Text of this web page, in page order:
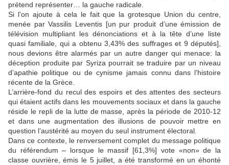
prétend représenter… la gauche radicale.
Si l’on ajoute à cela le fait que la grotesque Union du centre,
menée par Vassilis Leventis [un pur produit d’une émission de
télévision multipliant les dénonciations et à la tête d’une liste
quasi familiale, qui a obtenu 3,43% des suffrages et 9 députés],
nous devions être alarmés par un autre danger qui menace: la
déception produite par Syriza pourrait se traduire par un niveau
d’apathie politique ou de cynisme jamais connu dans l’histoire
récente de la Grèce.
L’arrière-fond du recul des espoirs et des attentes des secteurs
qui étaient actifs dans les mouvements sociaux et dans la gauche
réside le repli de la lutte de masse, après la période de 2010-12
et dans une augmentation des illusions de pouvoir mettre en
question l’austérité au moyen du seul instrument électoral.
Dans ce contexte, le renversement complet du message politique
du référendum – lorsque le massif [61,3%] vote «non» de la
classe ouvrière, émis le 5 juillet, a été transformé en un éhonté